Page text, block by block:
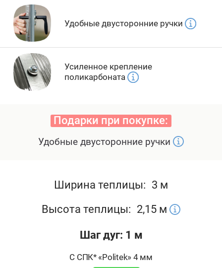
Удобные двусторонние ручки
Усиленное крепление
поликарбоната
Подарки при покупке:
Удобные двусторонние ручки
Ширина теплицы: 3 м
Высота теплицы: 2,15м
Шаг дуг: 1 м
С СПК* «Politek» 4 мм